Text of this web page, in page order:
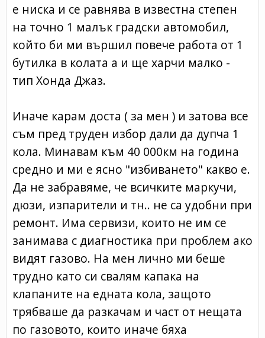
е ниска и се равнява в известна степен
на точно 1 малък градски автомобил,
който би ми вършил повече работа от 1
бутилка в колата а и ще харчи малко -
тип Хонда Джаз.
Иначе карам доста ( за мен ) и затова все
съм пред труден избор дали да дупча 1
кола. Минавам към 40 000км на година
средно и ми е ясно "избиването" какво е.
Да не забравяме, че всичките маркучи,
дюзи, изпарители и тн.. не са удобни при
ремонт. Има сервизи, които не им се
занимава с диагностика при проблем ако
видят газово. На мен лично ми беше
трудно като си свалям капака на
клапаните на едната кола, защото
трябваше да разкачам и част от нещата
по газовото, които иначе бяха